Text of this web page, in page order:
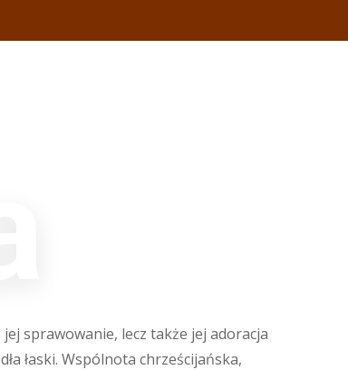
sprawowanie, lecz także jej adoracja
łaski. Wspólnota chrześcijańska,